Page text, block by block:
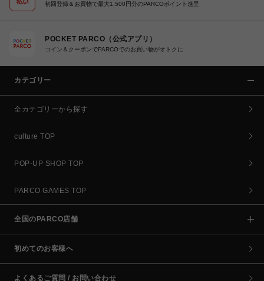
初回登録＆お買物で最大1,500円分のPARCOポイント進呈
POCKET PARCO（公式アプリ）
コイン＆クーポンでPARCOでのお買い物がオトクに
カテゴリー
全カテゴリーから探す
culture TOP
POP-UP SHOP TOP
PARCO GAMES TOP
全国のPARCO店舗
初めてのお客様へ
よくあるご質問 / お問い合わせ